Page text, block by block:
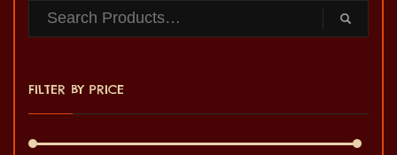
FILTER BY PRICE